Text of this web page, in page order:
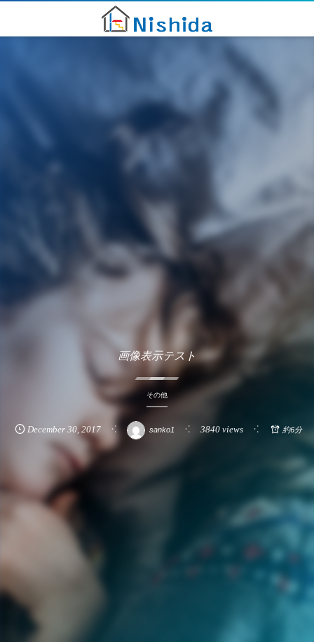
画像表示テスト
その他
December 30 ,2017 sanko1 3840 views 約6分